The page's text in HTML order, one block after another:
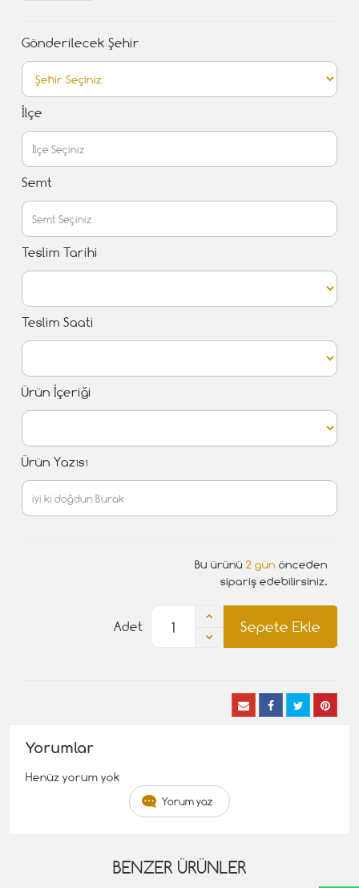
Gönderilecek Şehir
İlçe
Semt
Teslim Tarihi
Teslim Saati
Ürün İçeriği
Ürün Yazısı
Bu ürünü 2 gün önceden
sipariş edebilirsiniz.
Sepete Ekle
Adet
Yorumlar
Henüz yorum yok
Yorum yaz
BENZER ÜRÜNLER